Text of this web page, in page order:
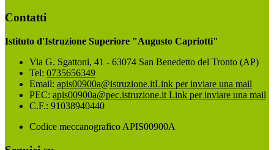
Contatti
Istituto d'Istruzione Superiore "Augusto Capriotti"
Via G. Sgattoni, 41 - 63074 San Benedetto del Tronto (AP)
Tel: 0735656349
Email: apis00900a@istruzione.itLink per inviare una mail
PEC: apis00900a@pec.istruzione.it Link per inviare una mail
C.F.: 91038940440
Codice meccanografico APIS00900A